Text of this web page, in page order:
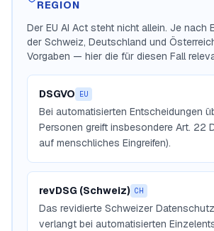
REGION
Der EU AI Act steht nicht allein. Je nach
der Schweiz, Deutschland und
Vorgaben — hier die für diesen Fall
DSGVO EU
Bei automatisierten Entscheidungen
Personen greift insbesondere Art. 22
auf menschliches Eingreifen).
revDSG (Schweiz) CH
Das revidierte Schweizer
verlangt bei automatisierten